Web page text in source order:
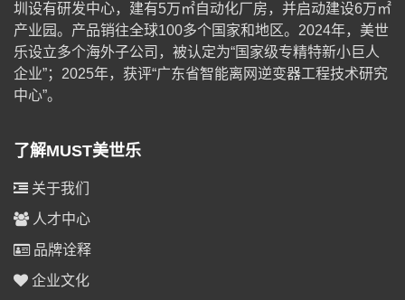
圳设有研发中心，建有5万㎡自动化厂房，并启动建设6万㎡
产业园。产品销往全球100多个国家和地区。2024年，美世
乐设立多个海外子公司，被认定为“国家级专精特新小巨人
企业”；2025年，获评“广东省智能离网逆变器工程技术研究
中心”。
了解MUST美世乐
关于我们
人才中心
品牌诠释
企业文化